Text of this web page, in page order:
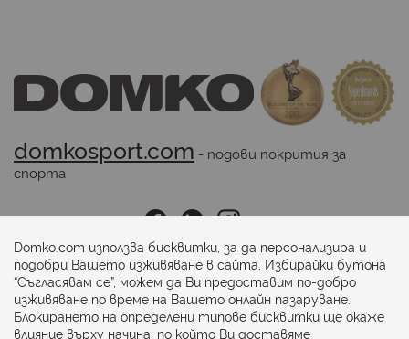
domkosport.com - подови покрития за
спорта
Последвайте ни:
Начини на плащане:
Domko.com използва бисквитки, за да персонализира и
подобри Вашето изживяване в сайта. Избирайки бутона
“Съгласявам се”, можем да Ви предоставим по-добро
изживяване по време на Вашето онлайн пазаруване.
Блокирането на определени типове бисквитки ще окаже
влияние върху начина, по който Ви доставяме